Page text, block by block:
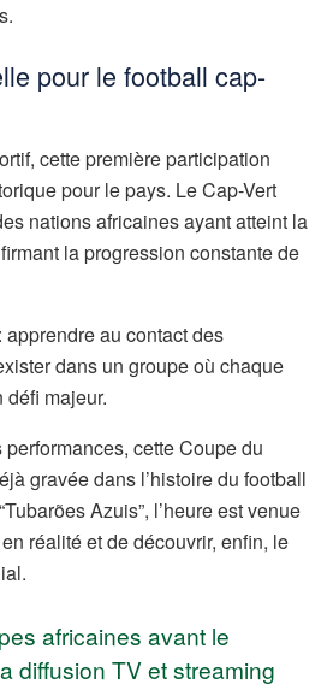
pour le football cap-
cette première participation
pour le pays. Le Cap-Vert
nations africaines ayant atteint la
la progression constante de
apprendre au contact des
dans un groupe où chaque
défi majeur.
cette Coupe du
gravée dans l’histoire du football
Azuis”, l’heure est venue
réalité et de découvrir, enfin, le
africaines avant le
diffusion TV et streaming